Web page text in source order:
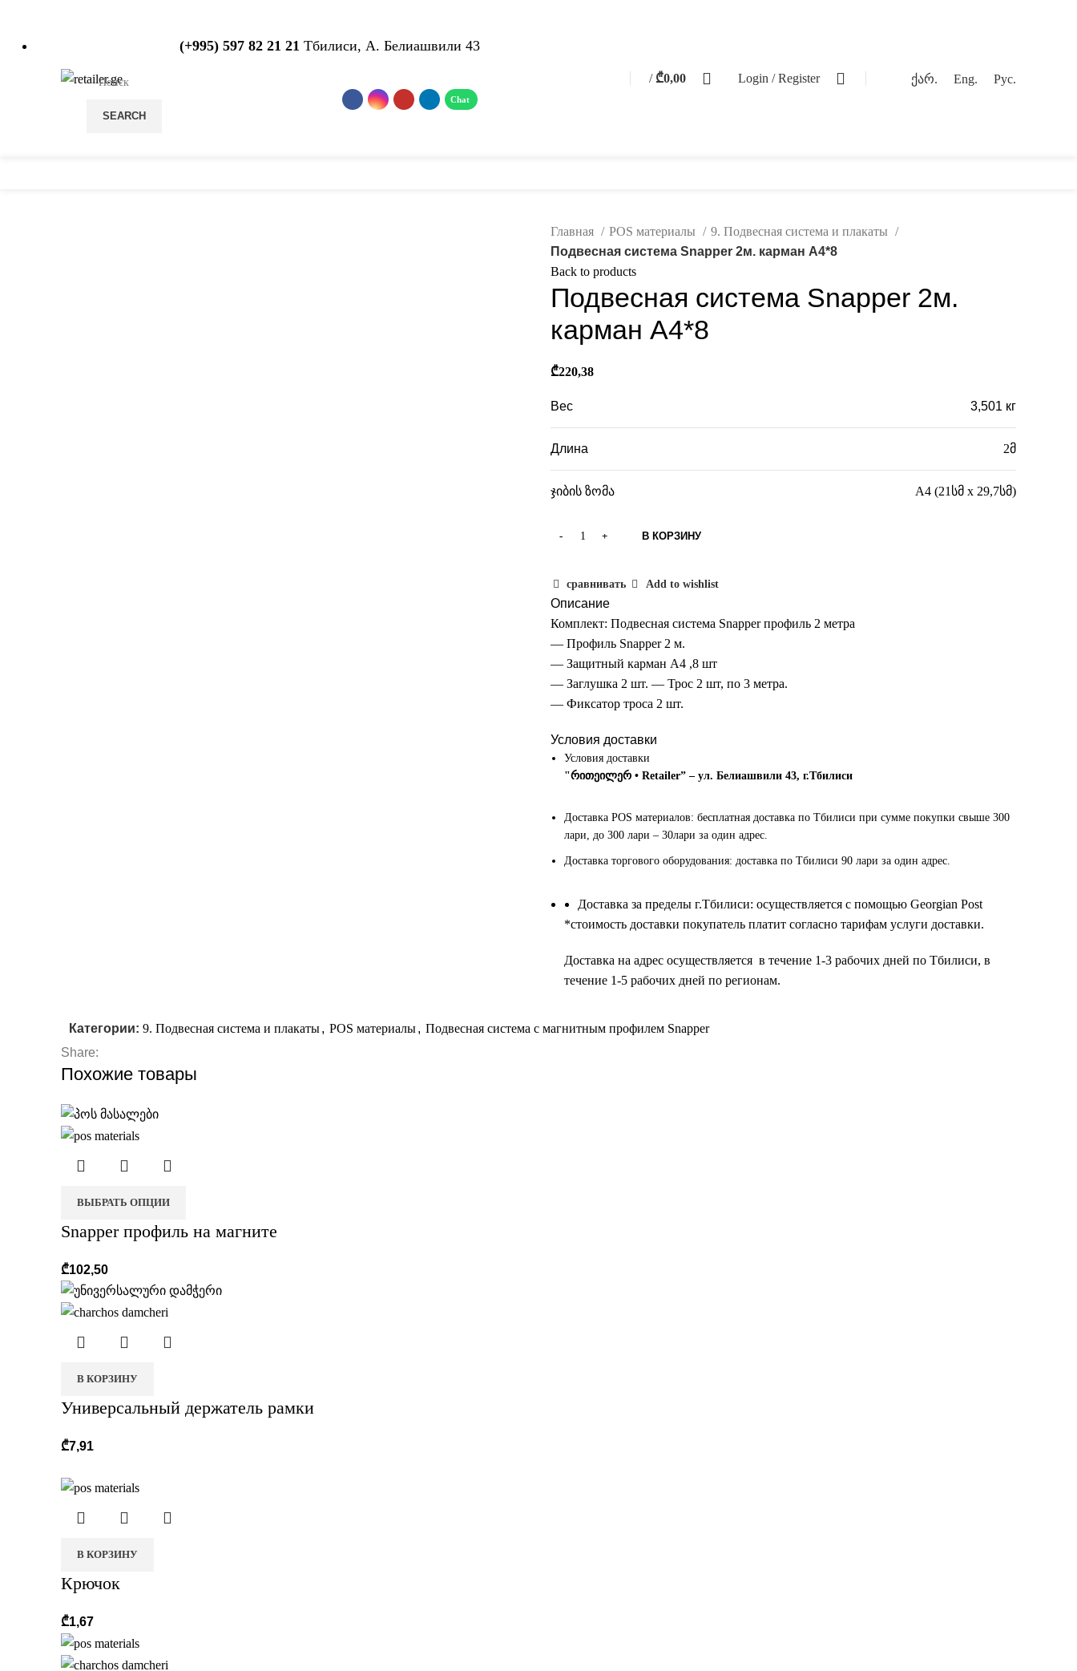
(+995) 597 82 21 21 Тбилиси, А. Белиашвили 43
SEARCH
/ ₾0,00 Login / Register ქარ. Eng. Рус.
Главная POS материалы
9. Подвесная система и плакаты
Подвесная система Snapper 2м. карман А4*8
Back to products
Подвесная система Snapper 2м.
карман А4*8
₾220,38
Вес 3,501 кг
Длина 2მ
ჯიბის ზომა A4 (21სმ x 29,7სმ)
В КОРЗИНУ
сравнивать Add to wishlist
Описание
Комплект: Подвесная система Snapper профиль 2 метра
— Профиль Snapper 2 м.
— Защитный карман А4 ,8 шт
— Заглушка 2 шт. — Трос 2 шт, по 3 метра.
— Фиксатор троса 2 шт.
Условия доставки
Условия доставки
"რითეილერ • Retailer” – ул. Белиашвили 43, г.Тбилиси
Доставка POS материалов: бесплатная доставка по Тбилиси при сумме покупки свыше 300
лари, до 300 лари – 30лари за один адрес.
Доставка торгового оборудования: доставка по Тбилиси 90 лари за один адрес.
Доставка за пределы г.Тбилиси: осуществляется с помощью Georgian Post
*cтоимость доставки покупатель платит согласно тарифам услуги доставки.
Доставка на адрес осуществляется в течение 1-3 рабочих дней по Тбилиси, в
течение 1-5 рабочих дней по регионам.
Категории: 9. Подвесная система и плакаты, POS материалы, Подвесная система с магнитным профилем Snapper
Share:
Похожие товары
ВЫБРАТЬ ОПЦИИ
Snapper профиль на магните
₾102,50
В КОРЗИНУ
Универсальный держатель рамки
₾7,91
В КОРЗИНУ
Крючок
₾1,67